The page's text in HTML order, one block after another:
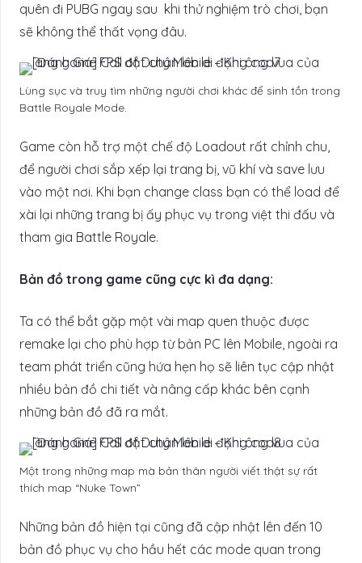
quên đi PUBG ngay sau khi thử nghiệm trò chơi, bạn
sẽ không thể thất vọng đâu.
Lùng sục và truy tìm những người chơi khác để sinh tồn trong
Battle Royale Mode.
Game còn hỗ trợ một chế độ Loadout rất chỉnh chu,
để người chơi sắp xếp lại trang bị, vũ khí và save lưu
vào một nơi. Khi bạn change class bạn có thể load để
xài lại những trang bị ấy phục vụ trong việt thi đấu và
tham gia Battle Royale.
Bản đồ trong game cũng cực kì đa dạng:
Ta có thể bắt gặp một vài map quen thuộc được
remake lại cho phù hợp từ bản PC lên Mobile, ngoài ra
team phát triển cũng hứa hẹn họ sẽ liên tục cập nhật
nhiều bản đồ chi tiết và nâng cấp khác bên cạnh
những bản đồ đã ra mắt.
Một trong những map mà bản thân người viết thật sự rất
thích map “Nuke Town”
Những bản đồ hiện tại cũng đã cập nhật lên đến 10
bản đồ phục vụ cho hầu hết các mode quan trong